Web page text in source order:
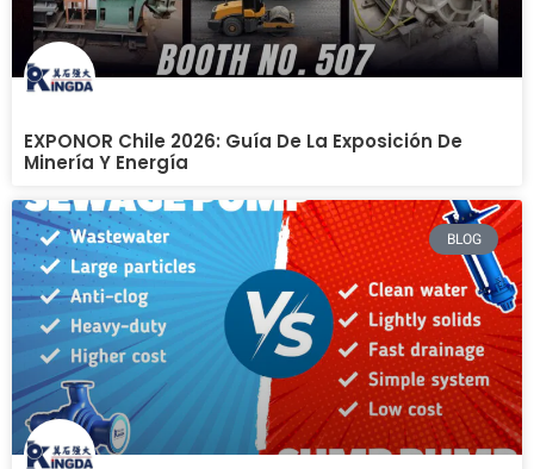
EXPONOR Chile 2026: Guía De La Exposición De
Minería Y Energía
BLOG